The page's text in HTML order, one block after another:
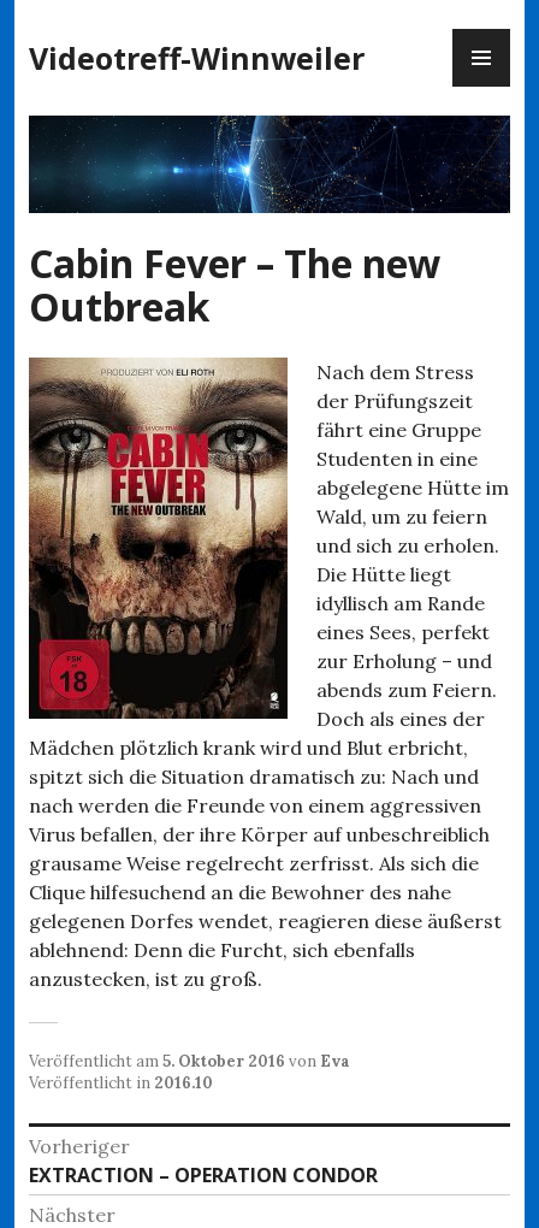
Inhalt
springen
Videotreff-Winnweiler
Cabin Fever – The new
Outbreak
Nach dem Stress
der Prüfungszeit
fährt eine Gruppe
Studenten in eine
abgelegene Hütte im
Wald, um zu feiern
und sich zu erholen.
Die Hütte liegt
idyllisch am Rande
eines Sees, perfekt
zur Erholung – und
abends zum Feiern.
Doch als eines der
Mädchen plötzlich krank wird und Blut erbricht,
spitzt sich die Situation dramatisch zu: Nach und
nach werden die Freunde von einem aggressiven
Virus befallen, der ihre Körper auf unbeschreiblich
grausame Weise regelrecht zerfrisst. Als sich die
Clique hilfesuchend an die Bewohner des nahe
gelegenen Dorfes wendet, reagieren diese äußerst
ablehnend: Denn die Furcht, sich ebenfalls
anzustecken, ist zu groß.
Veröffentlicht am5. Oktober 2016 von Eva
Veröffentlicht in 2016.10
Beitragsnavigation
Vorheriger
Vorheriger
Beitrag:
EXTRACTION – OPERATION CONDOR
Nächster